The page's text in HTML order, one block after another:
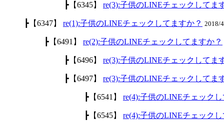
┣【6345】 re(3):子供のLINEチェックしてま
┣【6347】 re(1):子供のLINEチェックしてますか？ 2018/
┣【6491】 re(2):子供のLINEチェックしてますか？
┣【6496】 re(3):子供のLINEチェックしてま
┣【6497】 re(3):子供のLINEチェックしてま
┣【6541】 re(4):子供のLINEチェック
┣【6545】 re(4):子供のLINEチェック